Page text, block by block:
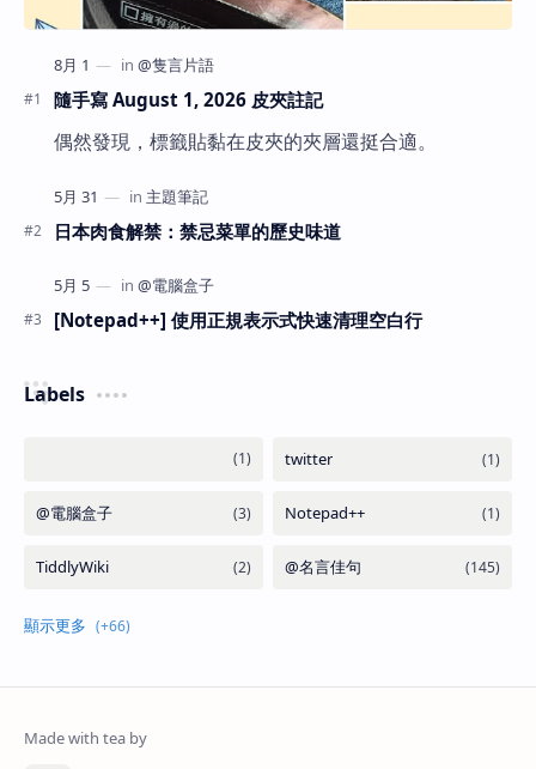
隨手寫 August 1, 2026 皮夾註記
偶然發現，標籤貼黏在皮夾的夾層還挺合適。
日本肉食解禁：禁忌菜單的歷史味道
[Notepad++] 使用正規表示式快速清理空白行
Labels